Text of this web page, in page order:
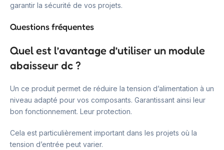
garantir la sécurité de vos projets.
Questions fréquentes
Quel est l’avantage d’utiliser un module
abaisseur dc ?
Un ce produit permet de réduire la tension d’alimentation à un
niveau adapté pour vos composants. Garantissant ainsi leur
bon fonctionnement. Leur protection.
Cela est particulièrement important dans les projets où la
tension d’entrée peut varier.